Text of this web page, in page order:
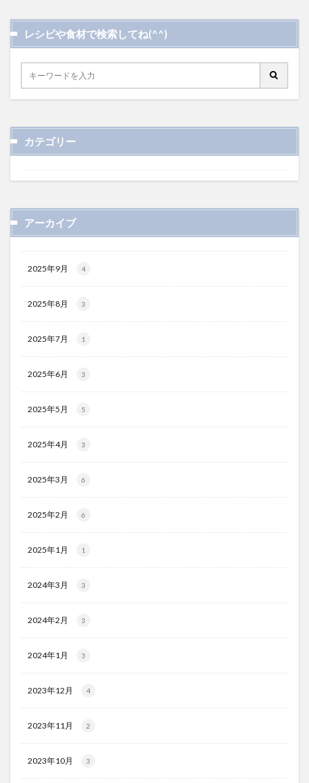
レシピや食材で検索してね(^^)
カテゴリー
アーカイブ
2025年9月 4
2025年8月 3
2025年7月 1
2025年6月 3
2025年5月 5
2025年4月 3
2025年3月 6
2025年2月 6
2025年1月 1
2024年3月 3
2024年2月 3
2024年1月 3
2023年12月 4
2023年11月 2
2023年10月 3